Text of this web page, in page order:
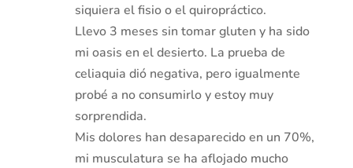
siquiera el fisio o el quiropráctico.
Llevo 3 meses sin tomar gluten y ha sido
mi oasis en el desierto. La prueba de
celiaquia dió negativa, pero igualmente
probé a no consumirlo y estoy muy
sorprendida.
Mis dolores han desaparecido en un 70%,
mi musculatura se ha aflojado mucho